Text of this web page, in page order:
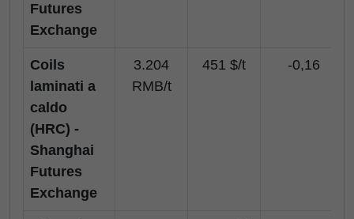
Futures
Exchange
Coils
laminati a
caldo
(HRC) -
Shanghai
Futures
Exchange
3.204
RMB/t
451 $/t -0,16